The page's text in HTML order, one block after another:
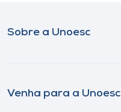
Sobre a Unoesc
Venha para a Unoesc